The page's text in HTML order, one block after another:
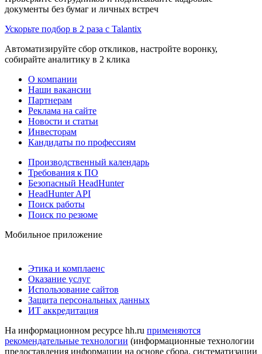
документы без бумаг и личных встреч
Ускорьте подбор в 2 раза с Talantix
Автоматизируйте сбор откликов, настройте воронку,
собирайте аналитику в 2 клика
О компании
Наши вакансии
Партнерам
Реклама на сайте
Новости и статьи
Инвесторам
Кандидаты по профессиям
Производственный календарь
Требования к ПО
Безопасный HeadHunter
HeadHunter API
Поиск работы
Поиск по резюме
Мобильное приложение
Этика и комплаенс
Оказание услуг
Использование сайтов
Защита персональных данных
ИТ аккредитация
На информационном ресурсе hh.ru применяются
рекомендательные технологии (информационные технологии
предоставления информации на основе сбора, систематизации